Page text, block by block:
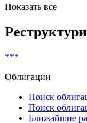
Именные
Облигации